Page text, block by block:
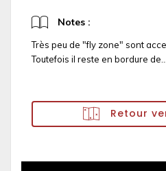
Notes :
Très peu de "fly zone" sont
Toutefois il reste en bordure de...
Retour